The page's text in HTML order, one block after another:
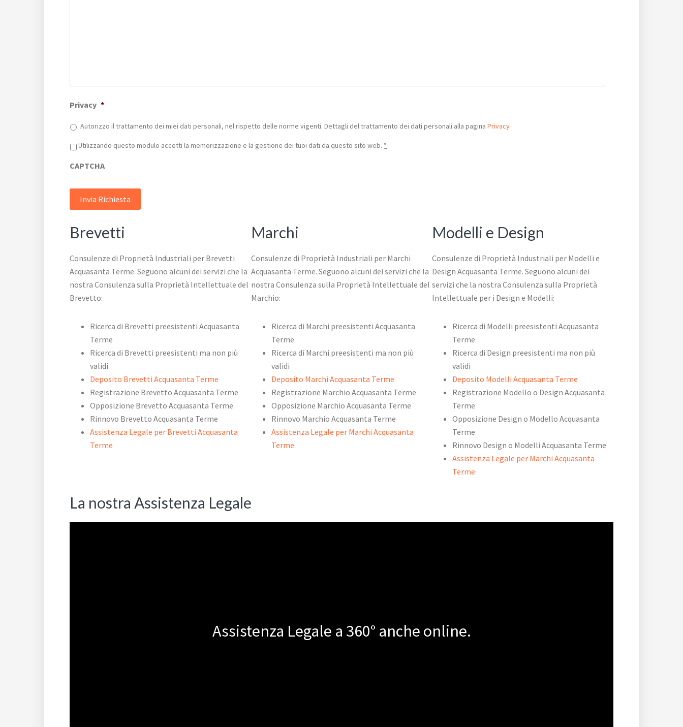
Privacy *
Autorizzo il trattamento dei miei dati personali, nel rispetto delle norme vigenti. Dettagli del trattamento dei dati personali alla pagina Privacy
Privacy *
Utilizzando questo modulo accetti la memorizzazione e la gestione dei tuoi dati da questo sito web. *
CAPTCHA
Brevetti
Consulenze di Proprietà Industriali per Brevetti
Acquasanta Terme. Seguono alcuni dei servizi che la
nostra Consulenza sulla Proprietà Intellettuale del
Brevetto:
Ricerca di Brevetti preesistenti Acquasanta
Terme
Ricerca di Brevetti preesistenti ma non più
validi
Deposito Brevetti Acquasanta Terme
Registrazione Brevetto Acquasanta Terme
Opposizione Brevetto Acquasanta Terme
Rinnovo Brevetto Acquasanta Terme
Assistenza Legale per Brevetti Acquasanta
Terme
Marchi
Consulenze di Proprietà Industriali per Marchi
Acquasanta Terme. Seguono alcuni dei servizi che la
nostra Consulenza sulla Proprietà Intellettuale del
Marchio:
Ricerca di Marchi preesistenti Acquasanta
Terme
Ricerca di Marchi preesistenti ma non più
validi
Deposito Marchi Acquasanta Terme
Registrazione Marchio Acquasanta Terme
Opposizione Marchio Acquasanta Terme
Rinnovo Marchio Acquasanta Terme
Assistenza Legale per Marchi Acquasanta
Terme
Modelli e Design
Consulenze di Proprietà Industriali per Modelli e
Design Acquasanta Terme. Seguono alcuni dei
servizi che la nostra Consulenza sulla Proprietà
Intellettuale per i Design e Modelli:
Ricerca di Modelli preesistenti Acquasanta
Terme
Ricerca di Design preesistenti ma non più
validi
Deposito Modelli Acquasanta Terme
Registrazione Modello o Design Acquasanta
Terme
Opposizione Design o Modello Acquasanta
Terme
Rinnovo Design o Modelli Acquasanta Terme
Assistenza Legale per Marchi Acquasanta
Terme
La nostra Assistenza Legale
Assistenza Legale a 360° anche online.